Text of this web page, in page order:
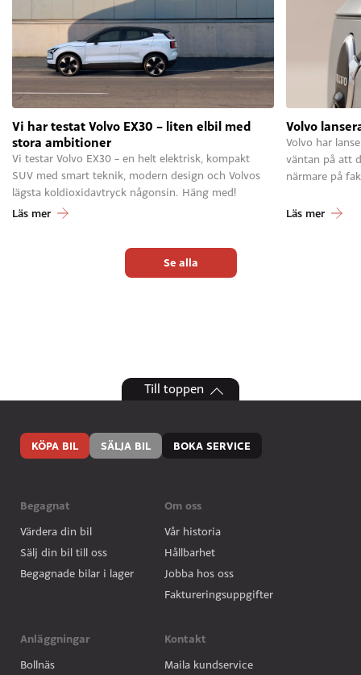
Vi har testat Volvo EX30 – liten elbil med
stora ambitioner
Vi testar Volvo EX30 – en helt elektrisk, kompakt
SUV med smart teknik, modern design och Volvos
lägsta koldioxidavtryck någonsin. Häng med!
Läs mer
Volvo
Volvo har
väntan på att
närmare på
Läs mer
Se alla
Till toppen
Begagnat
Värdera din bil
Sälj din bil till oss
Begagnade bilar i lager
Anläggningar
Bollnäs
Om oss
Vår historia
Hållbarhet
Jobba hos oss
Faktureringsuppgifter
Kontakt
Maila kundservice
KÖPA BIL SÄLJA BIL BOKA SERVICE